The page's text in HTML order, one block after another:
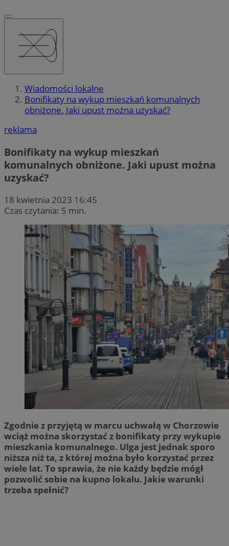
Wiadomości lokalne
Bonifikaty na wykup mieszkań komunalnych
obniżone. Jaki upust można uzyskać?
reklama
Bonifikaty na wykup mieszkań
komunalnych obniżone. Jaki upust można
uzyskać?
18 kwietnia 2023 16:45
Czas czytania: 5 min.
Zgodnie z przyjętą w marcu uchwałą w Chorzowie
wciąż można skorzystać z bonifikaty przy wykupie
mieszkania komunalnego. Ulga jest jednak sporo
niższa niż ta, z której można było korzystać przez
wiele lat. To sprawia, że nie każdy będzie mógł
pozwolić sobie na kupno lokalu. Jakie warunki
trzeba spełnić?